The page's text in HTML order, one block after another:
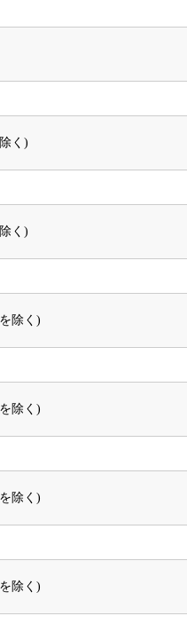
く)
く)
除く)
除く)
除く)
除く)